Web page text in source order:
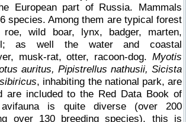
European part of Russia. Mammals
species. Among them are typical forest
roe, wild boar, lynx, badger, marten,
as well the water and coastal
musk-rat, otter, racoon-dog. Myotis
auritus, Pipistrellus nathusii, Sicista
, inhabiting the national park, are
are included to the Red Data Book of
avifauna is quite diverse (over 200
over 130 breeding species), this is